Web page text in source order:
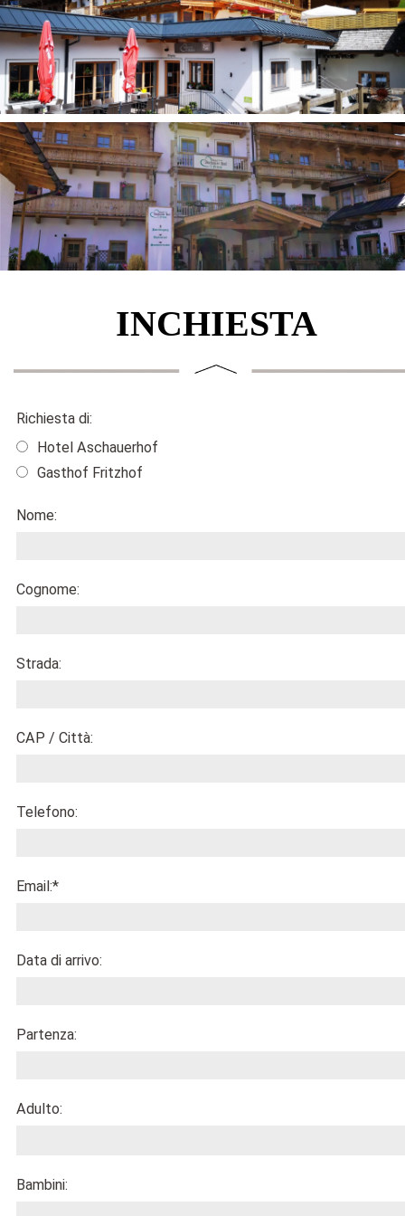
INCHIESTA
Richiesta di:
Hotel Aschauerhof
Gasthof Fritzhof
Nome:
Cognome:
Strada:
CAP / Città:
Telefono:
Email:*
Data di arrivo:
Partenza:
Adulto:
Bambini: